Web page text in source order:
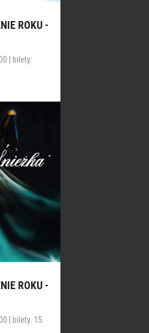
ROKU -
| bilety:
ROKU -
| bilety: 15